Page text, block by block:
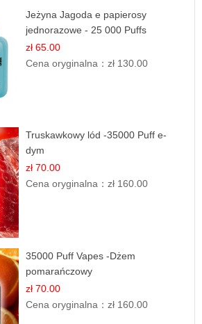
Jeżyna Jagoda e papierosy
jednorazowe - 25 000 Puffs
zł 65.00
Cena oryginalna：zł 130.00
Truskawkowy lód -35000 Puff e-
dym
zł 70.00
Cena oryginalna：zł 160.00
35000 Puff Vapes -Dżem
pomarańczowy
zł 70.00
Cena oryginalna：zł 160.00